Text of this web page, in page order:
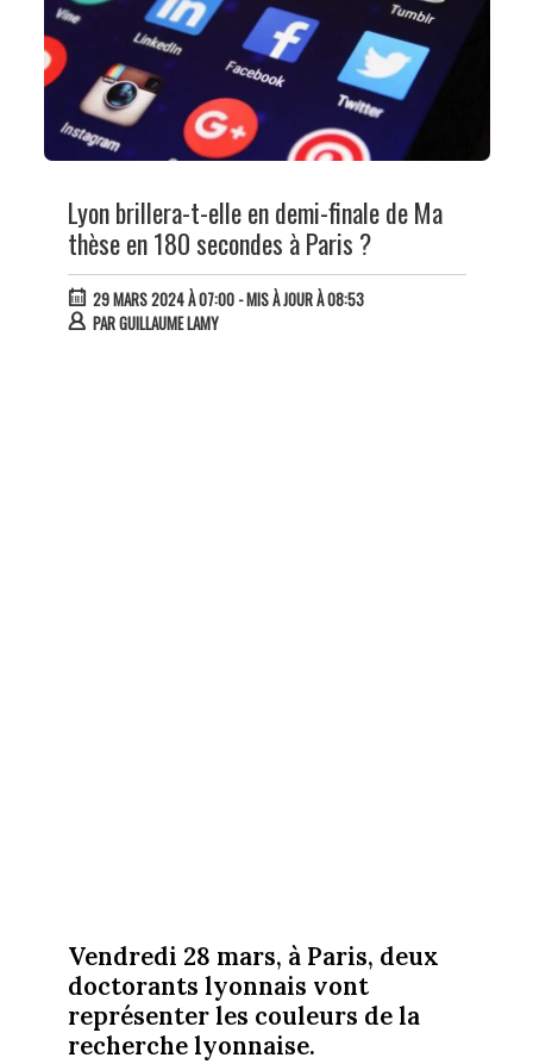
Lyon brillera-t-elle en demi-finale de Ma
thèse en 180 secondes à Paris ?
29 MARS 2024 À 07:00- MIS À JOUR À 08:53
PARGUILLAUME LAMY
Vendredi 28 mars, à Paris, deux
doctorants lyonnais vont
représenter les couleurs de la
recherche lyonnaise.